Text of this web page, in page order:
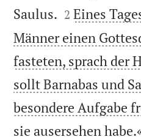
Saulus. 

2 Eines
Männer einen
fasteten, sprach der
sollt Barnabas und
besondere Aufgabe
sie ausersehen